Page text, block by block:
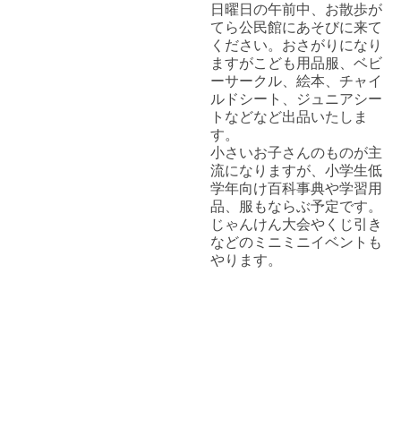
日曜日の午前中、お散歩が
てら公民館にあそびに来て
ください。おさがりになり
ますがこども用品服、ベビ
ーサークル、絵本、チャイ
ルドシート、ジュニアシー
トなどなど出品いたしま
す。
小さいお子さんのものが主
流になりますが、小学生低
学年向け百科事典や学習用
品、服もならぶ予定です。
じゃんけん大会やくじ引き
などのミニミニイベントも
やります。